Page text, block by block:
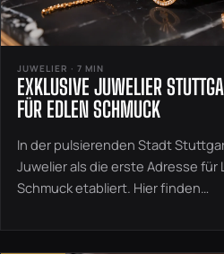
JUWELIER · 7 MIN
EXKLUSIVE JUWELIER
FÜR EDLEN SCHMUCK
In der pulsierenden Stadt
Juwelier als die erste Adresse
Schmuck etabliert. Hier finden…